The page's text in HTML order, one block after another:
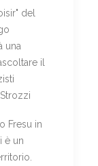
del
una
il
Fresu in
è un